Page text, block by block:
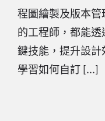
程圖繪製及版本
的工程師，都能透
鍵技能，提升設計
學習如何自訂 [...]